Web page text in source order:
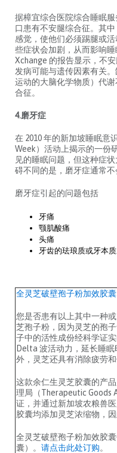
据樟宜综合医院综合睡眠服
口患有不安腿综合征。其
感觉，使他们必须踢腿或
些症状会加剧，从而影响
Xchange 的报告显示，不
发病可能与遗传因素有关
运动的大脑化学物质）代
合征。
4.磨牙症
在 2010 年的新加坡睡眠意
Week）活动上揭示的一份
见的睡眠问题，但这种症
碍不同的是，磨牙症通常不
磨牙症引起的问题包括
牙痛
颚肌酸痛
头痛
牙齿的珐琅质或牙本
全灵芝破壁孢子粉加效胶囊
您是否患有以上其中一种
芝孢子粉，因为灵芝的孢
子中的活性成份经科学证
Delta 波活动力，延长睡
外，灵芝还具有消除疲劳和
这款余仁生灵芝胶囊的产
理局（Therapeutic Goods
证，并通过新加坡农粮兽
胶囊均添加灵芝浓缩物，因
全灵芝破壁孢子粉加效胶
囊）。 请点击此处订购。